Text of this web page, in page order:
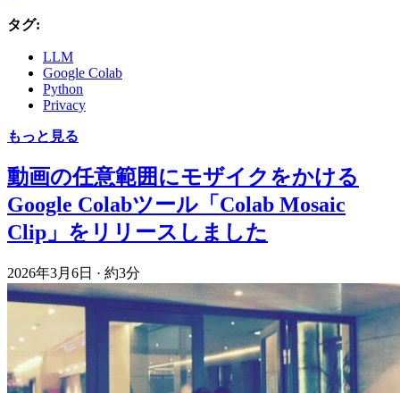
タグ:
LLM
Google Colab
Python
Privacy
もっと見る
動画の任意範囲にモザイクをかける
Google Colabツール「Colab Mosaic
Clip」をリリースしました
2026年3月6日 · 約3分